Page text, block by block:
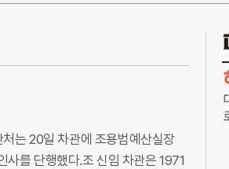
는 20일 차관에 조용범예산실장
를 단행했다.조 신임 차관은 1971